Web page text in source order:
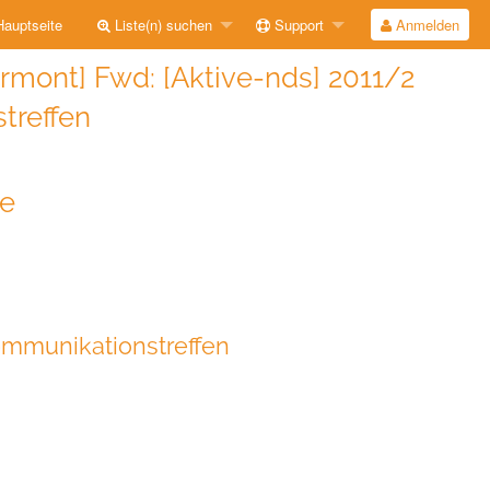
Liste(n) suchen Support Anmelden
Fwd: [Aktive-nds] 2011/2